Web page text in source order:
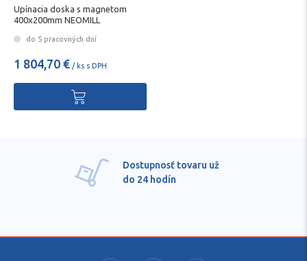
Upínacia doska s magnetom
400x200mm NEOMILL
do 5 pracovných dní
1 804,70 € / ks s DPH
Dostupnosť tovaru už
do 24 hodín